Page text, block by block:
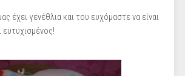
έχει γενέθλια και του ευχόμαστε να είναι
ευτυχισμένος!